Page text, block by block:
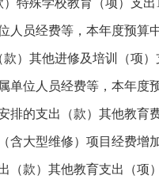
特殊学校教育（项）支
人员经费等，本年度预算
）其他进修及培训（项
单位人员经费等，本年度
排的支出（款）其他教育
含大型维修）项目经费增
（款）其他教育支出（项